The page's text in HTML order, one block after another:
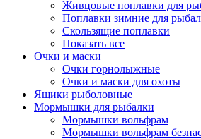
Живцовые поплавки для
Поплавки зимние для
Скользящие поплавки
Показать все
Очки и маски
Очки горнолыжные
Очки и маски для охоты
Ящики рыболовные
Мормышки для рыбалки
Мормышки вольфрам
Мормышки вольфрам